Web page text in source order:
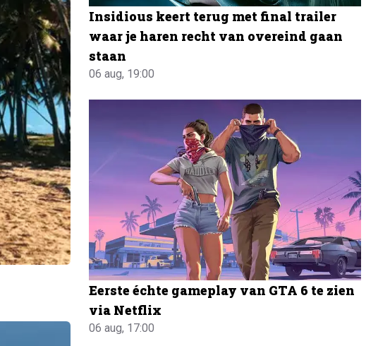
Insidious keert terug met final trailer
waar je haren recht van overeind gaan
staan
06 aug, 19:00
Eerste échte gameplay van GTA 6 te zien
via Netflix
06 aug, 17:00